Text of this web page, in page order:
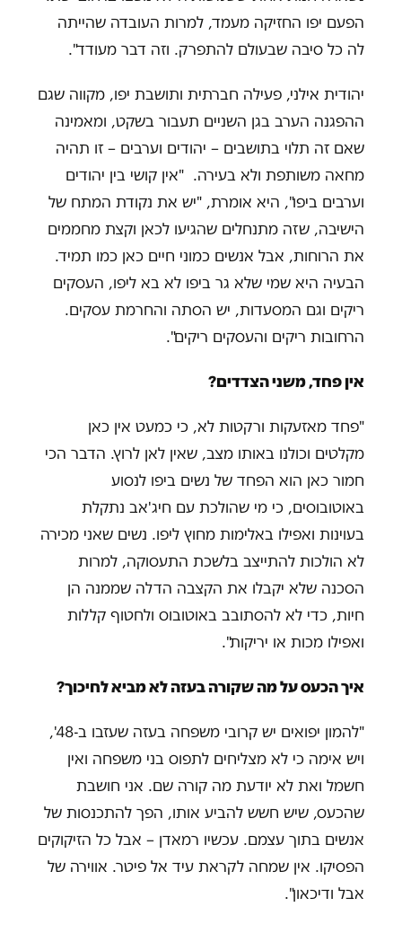
הפעם יפו החזיקה מעמד, למרות העובדה שהייתה
לה כל סיבה שבעולם להתפרק. וזה דבר מעודד".
יהודית אילני, פעילה חברתית ותושבת יפו, מקווה שגם
ההפגנה הערב בגן השניים תעבור בשקט, ומאמינה
שאם זה תלוי בתושבים – יהודים וערבים – זו תהיה
מחאה משותפת ולא בעירה. "אין קושי בין יהודים
וערבים ביפו", היא אומרת, "יש את נקודת המתח של
הישיבה, שזה מתנחלים שהגיעו לכאן וקצת מחממים
את הרוחות, אבל אנשים כמוני חיים כאן כמו תמיד.
הבעיה היא שמי שלא גר ביפו לא בא ליפו, העסקים
ריקים וגם המסעדות, יש הסתה והחרמת עסקים.
הרחובות ריקים והעסקים ריקים".
אין פחד, משני הצדדים?
"פחד מאזעקות ורקטות לא, כי כמעט אין כאן
מקלטים וכולנו באותו מצב, שאין לאן לרוץ. הדבר הכי
חמור כאן הוא הפחד של נשים ביפו לנסוע
באוטובוסים, כי מי שהולכת עם חיג'אב נתקלת
בעוינות ואפילו באלימות מחוץ ליפו. נשים שאני מכירה
לא הולכות להתייצב בלשכת התעסוקה, למרות
הסכנה שלא יקבלו את הקצבה הדלה שממנה הן
חיות, כדי לא להסתובב באוטובוס ולחטוף קללות
ואפילו מכות או יריקות".
איך הכעס על מה שקורה בעזה לא מביא לחיכוך?
"להמון יפואים יש קרובי משפחה בעזה שעזבו ב-48',
ויש אימה כי לא מצליחים לתפוס בני משפחה ואין
חשמל ואת לא יודעת מה קורה שם. אני חושבת
שהכעס, שיש חשש להביע אותו, הפך להתכנסות של
אנשים בתוך עצמם. עכשיו רמאדן – אבל כל הזיקוקים
הפסיקו. אין שמחה לקראת עיד אל פיטר. אווירה של
אבל ודיכאון".